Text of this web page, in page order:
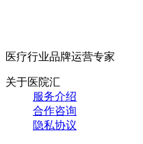
医疗行业品牌运营专家
关于医院汇
服务介绍
合作咨询
隐私协议